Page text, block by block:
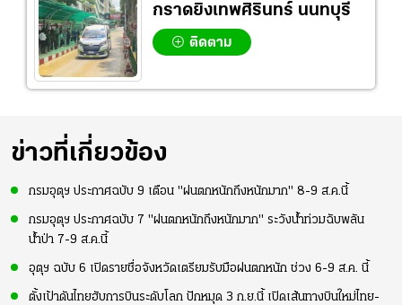
กราดยิงเทพศิรินทร์ นนทบุรี
ติดตาม
ข่าวที่เกี่ยวข้อง
กรมอุตุฯ ประกาศฉบับ 9 เตือน "ฝนตกหนักถึงหนักมาก" 8-9 ส.ค.นี้
กรมอุตุฯ ประกาศฉบับ 7 "ฝนตกหนักถึงหนักมาก" ระวังน้ำท่วมฉับพลัน
น้ำป่า 7-9 ส.ค.นี้
อุตุฯ ฉบับ 6 เปิดรายชื่อจังหวัดเตรียมรับมือฝนตกหนัก ช่วง 6-9 ส.ค. นี้
ตั้งเป้าดันไทยฮับการบินระดับโลก ปักหมุด 3 ก.ย.นี้ เปิดเส้นทางบินใหม่ไทย-